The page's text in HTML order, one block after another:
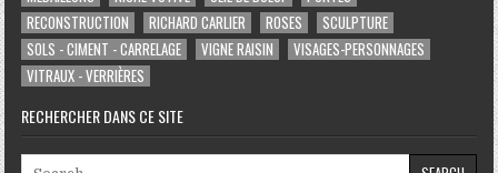
RECONSTRUCTION
RICHARD CARLIER ROSES
SCULPTURE
SOLS - CIMENT - CARRELAGE
VIGNE RAISIN
VISAGES-PERSONNAGES
VITRAUX - VERRIÈRES
RECHERCHER DANS CE SITE